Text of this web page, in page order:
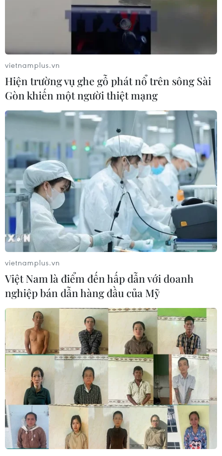
TIN CÙNG CHUYÊN MỤC
vietnamplus.vn
Hiện trường vụ ghe gỗ phát nổ trên sông Sài
Gòn khiến một người thiệt mạng
vietnamplus.vn
Việt Nam là điểm đến hấp dẫn với doanh
nghiệp bán dẫn hàng đầu của Mỹ